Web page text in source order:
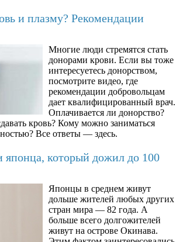
и плазму? Рекомендации
Многие люди стремятся стать
донорами крови. Если вы тоже
интересуетесь донорством,
посмотрите видео, где
рекомендации добровольцам
дает квалифицированный врач.
Оплачивается ли донорство?
кровь? Кому можно заниматься
Все ответы — здесь.
японца, который дожил до 100
Японцы в среднем живут
дольше жителей любых других
стран мира — 82 года. А
больше всего долгожителей
живут на острове Окинава.